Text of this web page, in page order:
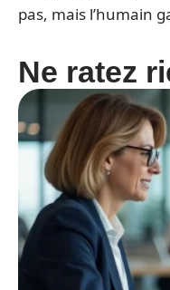
pas, mais l’humain
Ne ratez